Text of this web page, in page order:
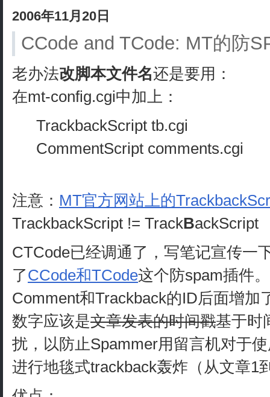
2006年11月20日
CCode and TCode: MT的防
老办法改脚本文件名还是要用：
在mt-config.cgi中加上：
TrackbackScript tb.cgi
CommentScript comments.cgi
注意： MT官方网站上的
TrackbackScript != TrackBackScript
CTCode已经调通了，写笔记宣传一
了CCode和TCode这个防spam插件
Comment和Trackback的ID后面增加
数字应该是文章发表的时间戳基于时
扰，以防止Spammer用留言机对于
进行地毯式trackback轰炸（从文章1